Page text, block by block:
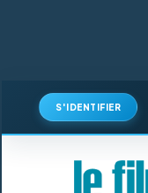
S'IDENTIFIER